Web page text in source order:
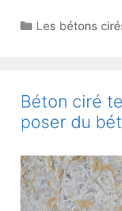
Catégories
Les bétons
Béton ciré
poser du